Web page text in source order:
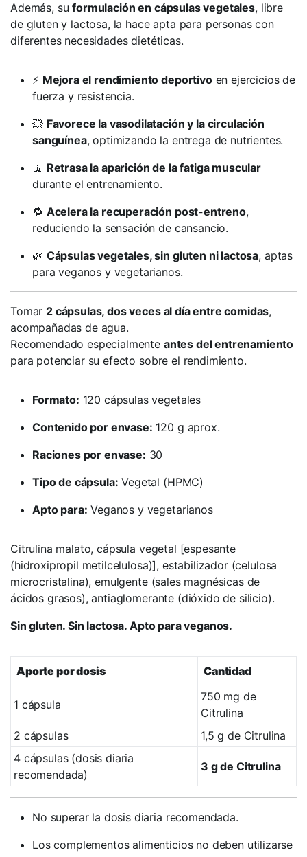
Además, suformulación en cápsulas vegetales, libre
de gluten y lactosa, la hace apta para personas con
diferentes necesidades dietéticas.
⚡ Mejora el rendimiento deportivoen ejercicios de
fuerza y resistencia.
💥 Favorece la vasodilatación y la circulación
sanguínea, optimizando la entrega de nutrientes.
🧘 Retrasa la aparición de la fatiga muscular
durante el entrenamiento.
🔁 Acelera la recuperación post-entreno,
reduciendo la sensación de cansancio.
🌿 Cápsulas vegetales, sin gluten ni lactosa, aptas
para veganos y vegetarianos.
Tomar 2 cápsulas, dos veces al día entre comidas,
acompañadas de agua.
Recomendado especialmente antes del entrenamiento
para potenciar su efecto sobre el rendimiento.
Formato: 120 cápsulas vegetales
Contenido por envase: 120 g aprox.
Raciones por envase: 30
Tipo de cápsula: Vegetal (HPMC)
Apto para: Veganos y vegetarianos
Citrulina malato, cápsula vegetal [espesante
(hidroxipropil metilcelulosa)], estabilizador (celulosa
microcristalina), emulgente (sales magnésicas de
ácidos grasos), antiaglomerante (dióxido de silicio).
Sin gluten. Sin lactosa. Apto para veganos.
Aporte por dosis Cantidad
1 cápsula
750 mg de
Citrulina
2 cápsulas
1,5 g de Citrulina
4 cápsulas (dosis diaria
recomendada)
3 g de Citrulina
No superar la dosis diaria recomendada.
Los complementos alimenticios no deben utilizarse